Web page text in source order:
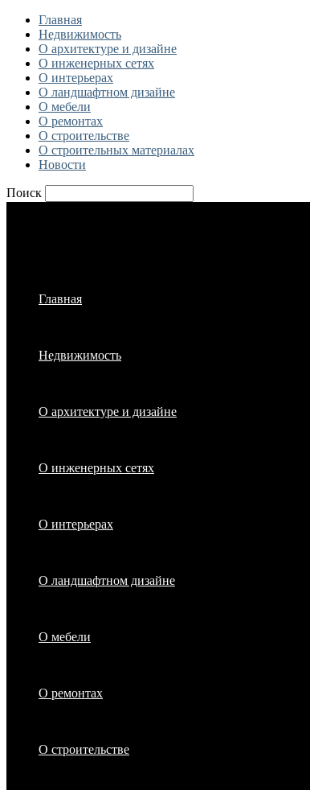
Главная
Недвижимость
О архитектуре и дизайне
О инженерных сетях
О интерьерах
О ландшафтном дизайне
О мебели
О ремонтах
О строительстве
О строительных материалах
Новости
Поиск
Главная
Недвижимость
О архитектуре и дизайне
О инженерных сетях
О интерьерах
О ландшафтном дизайне
О мебели
О ремонтах
О строительстве